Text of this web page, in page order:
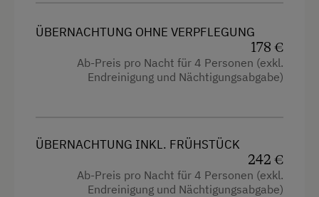
Reinigungsausstattung in der Wohnung
Küche
Küchenausstattung
ÜBERNACHTUNG OHNE VERPFLEGUNG
178 €
Ab-Preis pro Nacht für 4 Personen (exkl.
Endreinigung und Nächtigungsabgabe)
ÜBERNACHTUNG INKL. FRÜHSTÜCK
242 €
Ab-Preis pro Nacht für 4 Personen (exkl.
Endreinigung und Nächtigungsabgabe)